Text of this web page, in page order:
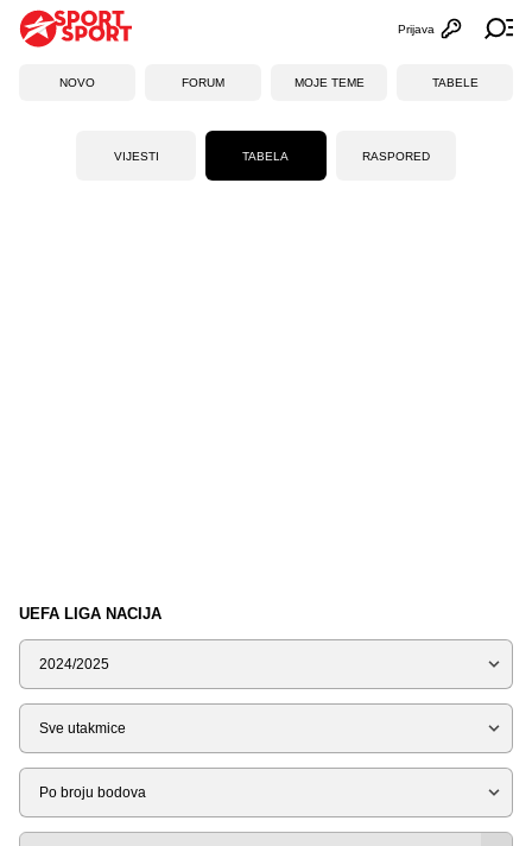
Otvori
Prijava
NOVO FORUM MOJE TEME TABELE
VIJESTI TABELA RASPORED
UEFA LIGA NACIJA
Sezona
Tip
Liga